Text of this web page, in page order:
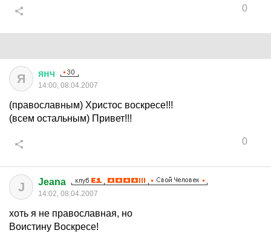
0
Я янч
14:00, 08.04.2007
(православным) Христос воскресе!!!
(всем остальным) Привет!!!
0
J Jeana
14:02, 08.04.2007
хоть я не православная, но
Воистину Воскресе!